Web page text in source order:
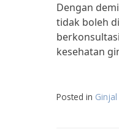
Dengan
tidak boleh
kesehatan
Posted in Ginjal